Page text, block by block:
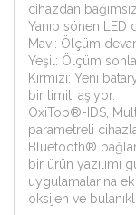
cihazdan
Yanıp sönen LED
Mavi: Ölçüm
Yeşil: Ölçüm
Kırmızı: Yeni
bir limiti aşıyor.
OxiTop®-IDS,
parametreli
Bluetooth®
bir ürün yazılımı
uygulamalarına
oksijen ve